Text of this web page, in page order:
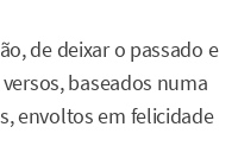
de deixar o passado e
baseados numa
envoltos em felicidade